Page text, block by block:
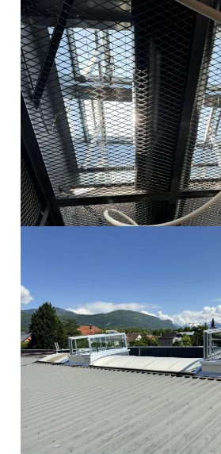
Lanterneaux
acoustiques
une solution
pour le confort
et la sécurité
Nous intégrons désormais des
fortes dans nos réalisations,
chantier mené en urgence pour
restaurant PUB.
Grâce à nos lanterneaux
allant de 34 à 51 dB, nous
plus pointues, même en rénovation
très courts.